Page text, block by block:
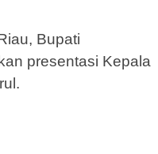
Bupati
presentasi Kepala